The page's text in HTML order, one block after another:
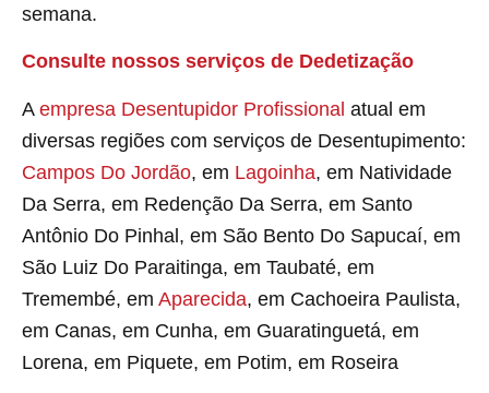
semana.
Consulte nossos serviços de Dedetização
A empresa Desentupidor Profissional atual em
diversas regiões com serviços de Desentupimento:
Campos Do Jordão, em Lagoinha, em Natividade
Da Serra, em Redenção Da Serra, em Santo
Antônio Do Pinhal, em São Bento Do Sapucaí, em
São Luiz Do Paraitinga, em Taubaté, em
Tremembé, em Aparecida, em Cachoeira Paulista,
em Canas, em Cunha, em Guaratinguetá, em
Lorena, em Piquete, em Potim, em Roseira